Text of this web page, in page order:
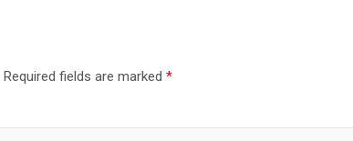
Required fields are marked *